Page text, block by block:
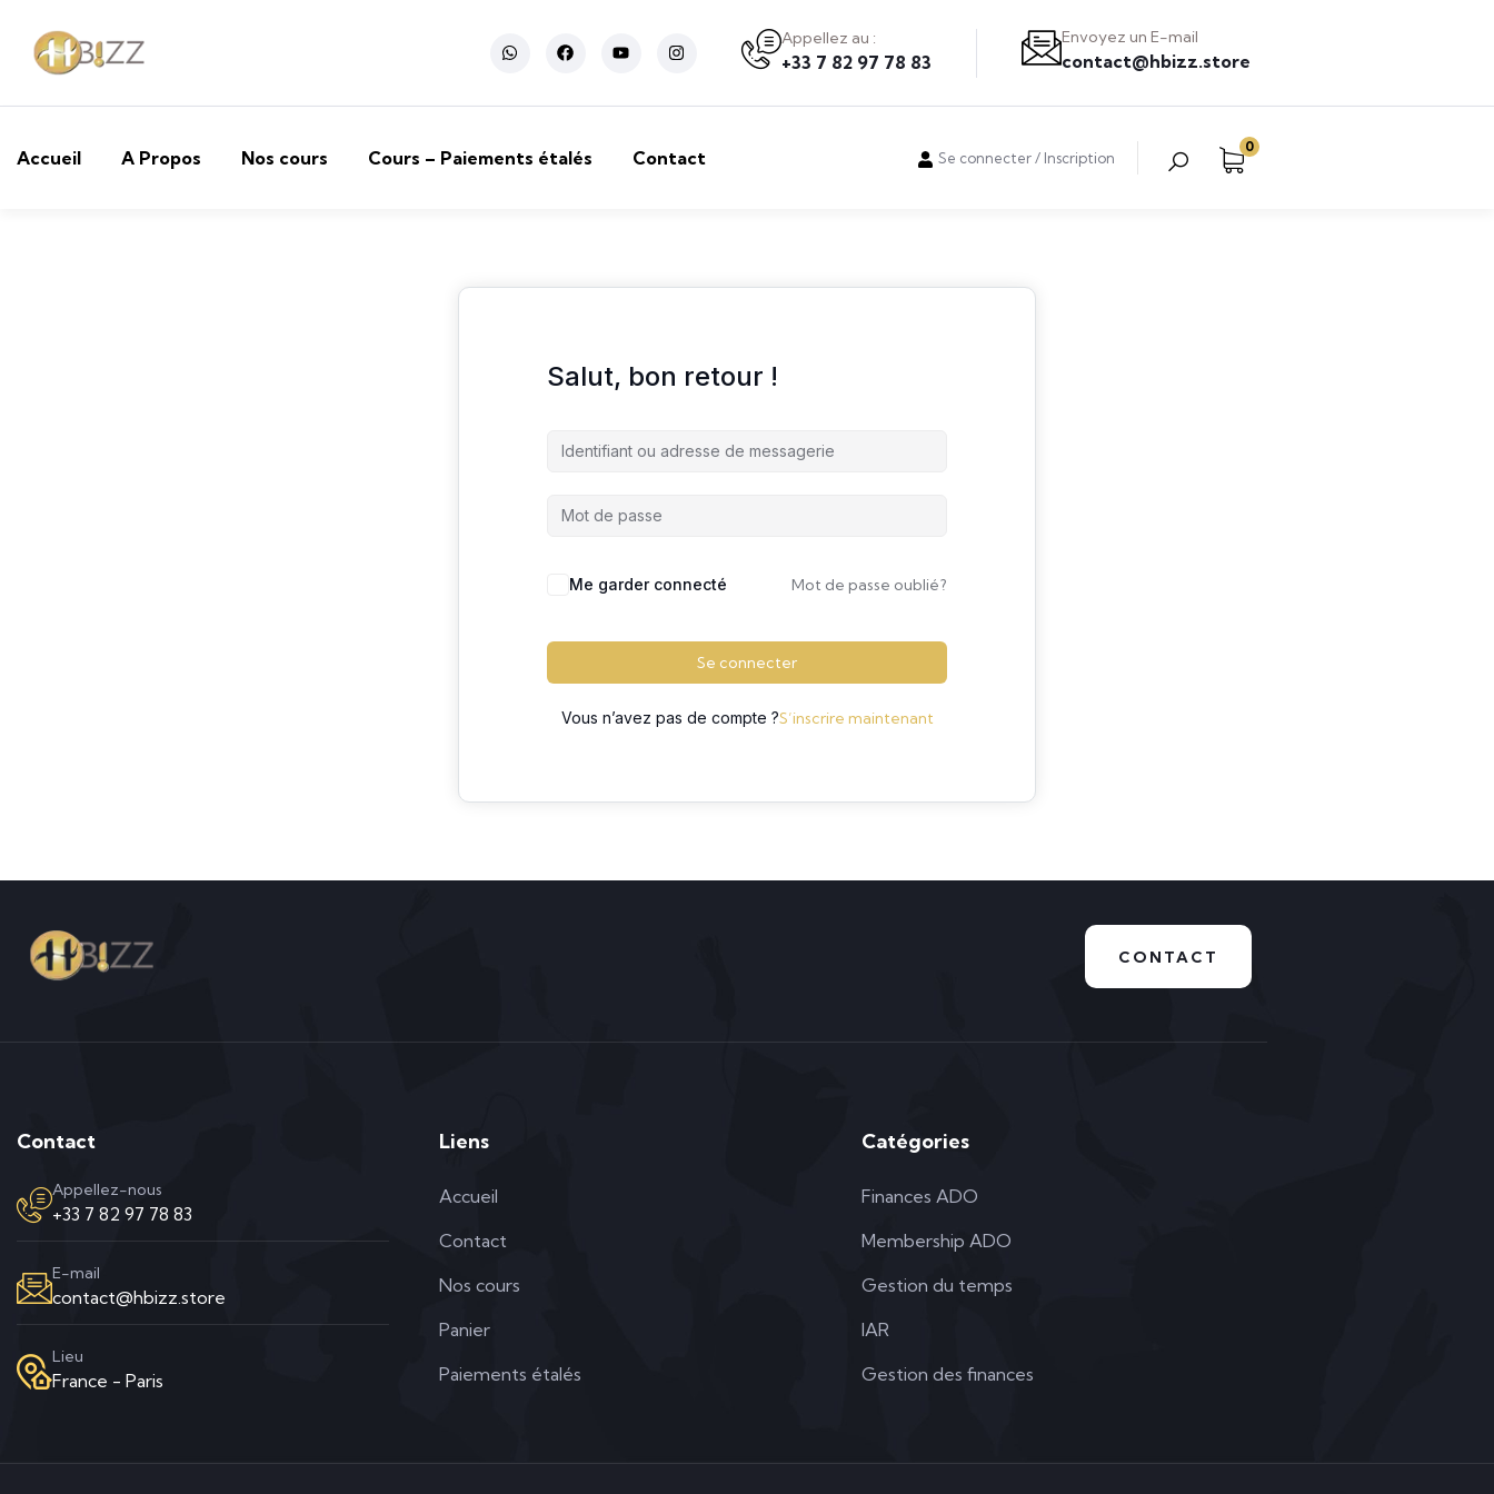
Appellez au :
+33 7 82 97 78 83
Envoyez un E-mail
contact@hbizz.store
Accueil A Propos Nos cours Cours – Paiements étalés Contact Se connecter / Inscription
0
Salut, bon retour !
Me garder connecté Mot de passe oublié?
Se connecter
Vous n’avez pas de compte ?S’inscrire maintenant
CONTACT
Contact
Appellez-nous
+33 7 82 97 78 83
E-mail
contact@hbizz.store
Lieu
France - Paris
Liens
Accueil
Contact
Nos cours
Panier
Paiements étalés
Catégories
Finances ADO
Membership ADO
Gestion du temps
IAR
Gestion des finances